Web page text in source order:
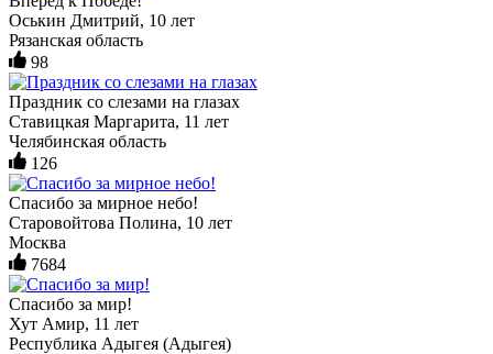
Оськин Дмитрий, 10 лет
Рязанская область
98
Праздник со слезами на глазах
Ставицкая Маргарита, 11 лет
Челябинская область
126
Спасибо за мирное небо!
Старовойтова Полина, 10 лет
Москва
7684
Спасибо за мир!
Хут Амир, 11 лет
Республика Адыгея (Адыгея)